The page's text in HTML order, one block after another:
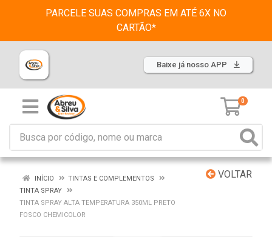
PARCELE SUAS COMPRAS EM ATÉ 6X NO
CARTÃO*
Baixe já nosso APP
0
VOLTAR
INÍCIO
TINTAS E COMPLEMENTOS
TINTA SPRAY
TINTA SPRAY ALTA TEMPERATURA 350ML PRETO
FOSCO CHEMICOLOR